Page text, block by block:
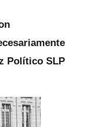
Político SLP